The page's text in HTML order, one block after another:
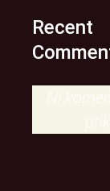
Recent
Ni